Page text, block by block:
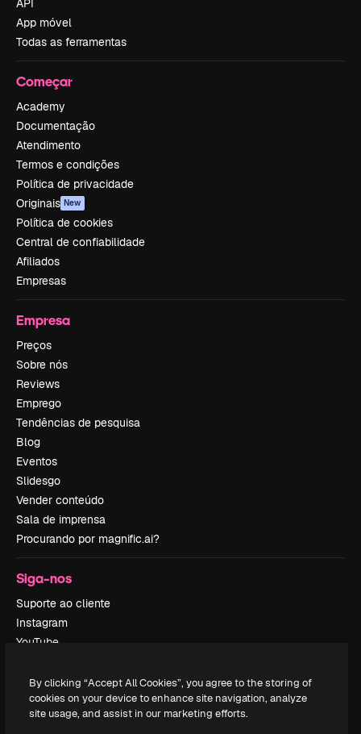
API
App móvel
Todas as ferramentas
Começar
Academy
Documentação
Atendimento
Termos e condições
Política de privacidade
Originais New
Política de cookies
Central de confiabilidade
Afiliados
Empresas
Empresa
Preços
Sobre nós
Reviews
Emprego
Tendências de pesquisa
Blog
Eventos
Slidesgo
Vender conteúdo
Sala de imprensa
Procurando por magnific.ai?
Siga-nos
Suporte ao cliente
Instagram
YouTube
TikTok
Discord
By clicking “Accept All Cookies”, you agree to the storing of
cookies on your device to enhance site navigation, analyze
site usage, and assist in our marketing efforts.